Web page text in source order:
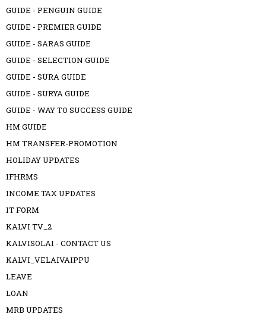
GUIDE - PENGUIN GUIDE
GUIDE - PREMIER GUIDE
GUIDE - SARAS GUIDE
GUIDE - SELECTION GUIDE
GUIDE - SURA GUIDE
GUIDE - SURYA GUIDE
GUIDE - WAY TO SUCCESS GUIDE
HM GUIDE
HM TRANSFER-PROMOTION
HOLIDAY UPDATES
IFHRMS
INCOME TAX UPDATES
IT FORM
KALVI TV_2
KALVISOLAI - CONTACT US
KALVI_VELAIVAIPPU
LEAVE
LOAN
MRB UPDATES